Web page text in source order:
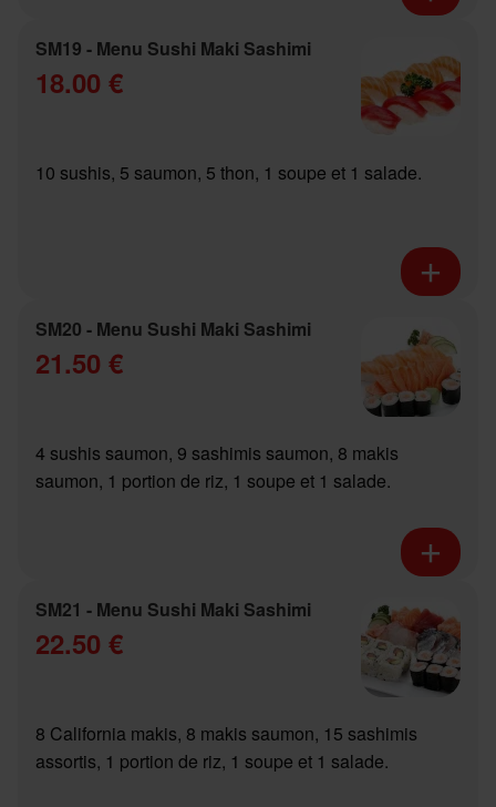
SM19 - Menu Sushi Maki Sashimi
18.00 €
10 sushis, 5 saumon, 5 thon, 1 soupe et 1 salade.
SM20 - Menu Sushi Maki Sashimi
21.50 €
4 sushis saumon, 9 sashimis saumon, 8 makis
saumon, 1 portion de riz, 1 soupe et 1 salade.
SM21 - Menu Sushi Maki Sashimi
22.50 €
8 California makis, 8 makis saumon, 15 sashimis
assortis, 1 portion de riz, 1 soupe et 1 salade.